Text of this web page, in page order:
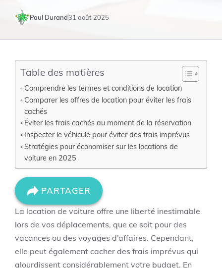
Paul Durand31 août 2025
Table des matières
Comprendre les termes et conditions de location
Comparer les offres de location pour éviter les frais
cachés
Éviter les frais cachés au moment de la réservation
Inspecter le véhicule pour éviter des frais imprévus
Stratégies pour économiser sur les locations de
voiture en 2025
PARTAGER
La location de voiture offre une liberté inestimable
lors de vos déplacements, que ce soit pour des
vacances ou des voyages d’affaires. Cependant,
elle peut également cacher des frais imprévus qui
alourdissent considérablement votre budget. En